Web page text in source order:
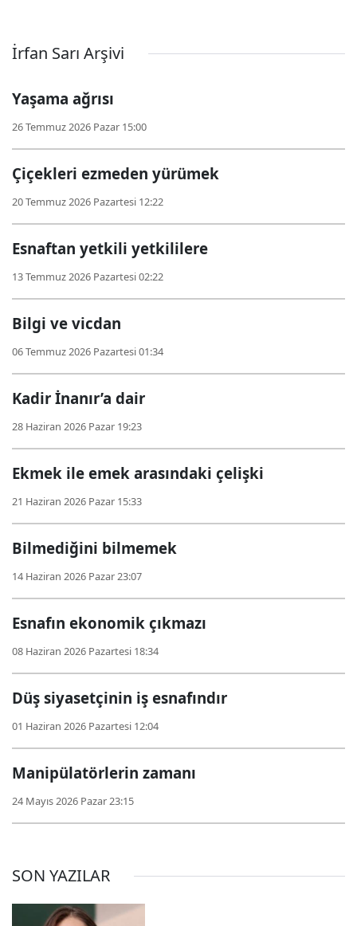
İrfan Sarı Arşivi
Yaşama ağrısı
26 Temmuz 2026 Pazar 15:00
Çiçekleri ezmeden yürümek
20 Temmuz 2026 Pazartesi 12:22
Esnaftan yetkili yetkililere
13 Temmuz 2026 Pazartesi 02:22
Bilgi ve vicdan
06 Temmuz 2026 Pazartesi 01:34
Kadir İnanır’a dair
28 Haziran 2026 Pazar 19:23
Ekmek ile emek arasındaki çelişki
21 Haziran 2026 Pazar 15:33
Bilmediğini bilmemek
14 Haziran 2026 Pazar 23:07
Esnafın ekonomik çıkmazı
08 Haziran 2026 Pazartesi 18:34
Düş siyasetçinin iş esnafındır
01 Haziran 2026 Pazartesi 12:04
Manipülatörlerin zamanı
24 Mayıs 2026 Pazar 23:15
SON YAZILAR